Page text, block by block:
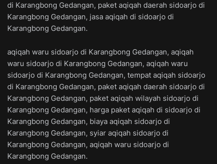
di Karangbong Gedangan, paket aqiqah daerah sidoarjo di
Karangbong Gedangan, jasa aqiqah di sidoarjo di
Karangbong Gedangan.
aqiqah waru sidoarjo di Karangbong Gedangan, aqiqah
waru sidoarjo di Karangbong Gedangan, aqiqah waru
sidoarjo di Karangbong Gedangan, tempat aqiqah sidoarjo
di Karangbong Gedangan, paket aqiqah daerah sidoarjo di
Karangbong Gedangan, paket aqiqah wilayah sidoarjo di
Karangbong Gedangan, harga paket aqiqah di sidoarjo di
Karangbong Gedangan, biaya aqiqah sidoarjo di
Karangbong Gedangan, syiar aqiqah sidoarjo di
Karangbong Gedangan, aqiqah waru sidoarjo di
Karangbong Gedangan.